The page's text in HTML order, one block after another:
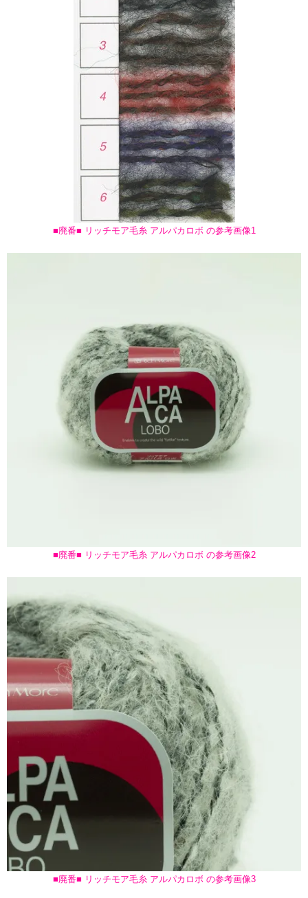
■廃番■ リッチモア毛糸 アルパカロボ の参考画像1
■廃番■ リッチモア毛糸 アルパカロボ の参考画像2
■廃番■ リッチモア毛糸 アルパカロボ の参考画像3